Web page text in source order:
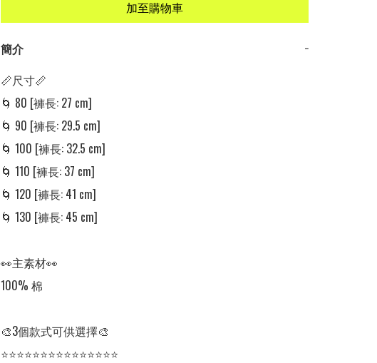
加至購物車
簡介
−
📏尺寸📏
🌀 80 [褲長: 27 cm]
🌀 90 [褲長: 29.5 cm]
🌀 100 [褲長: 32.5 cm]
🌀 110 [褲長: 37 cm]
🌀 120 [褲長: 41 cm]
🌀 130 [褲長: 45 cm]
👀主素材👀
100% 棉
🎨3個款式可供選擇🎨
⭐⭐⭐⭐⭐⭐⭐⭐⭐⭐⭐⭐⭐⭐⭐